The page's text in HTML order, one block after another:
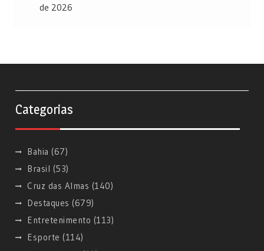
de 2026
Categorias
Bahia (67)
Brasil (53)
Cruz das Almas (140)
Destaques (679)
Entretenimento (113)
Esporte (114)